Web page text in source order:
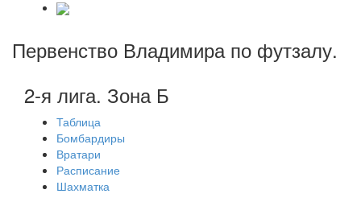
Первенство Владимира по футзалу.
2-я лига. Зона Б
Таблица
Бомбардиры
Вратари
Расписание
Шахматка